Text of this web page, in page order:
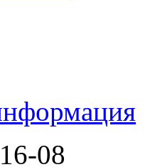
08